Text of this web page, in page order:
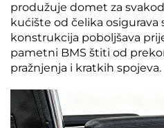
produžuje domet za
kućište od čelika osigurava
konstrukcija poboljšava
pametni BMS štiti od
pražnjenja i kratkih spojeva.